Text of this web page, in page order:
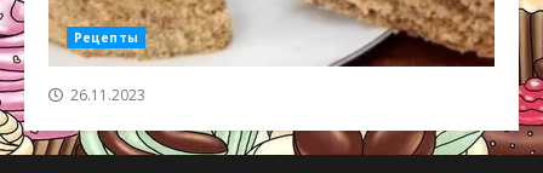
Рецепты
26.11.2023